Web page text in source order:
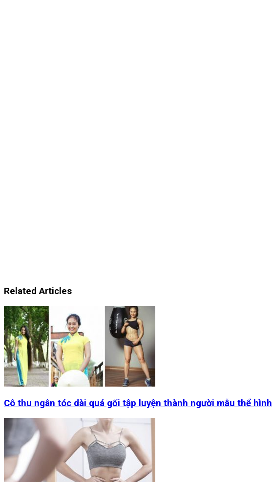
Related Articles
Cô thu ngân tóc dài quá gối tập luyện thành người mẫu thể hình